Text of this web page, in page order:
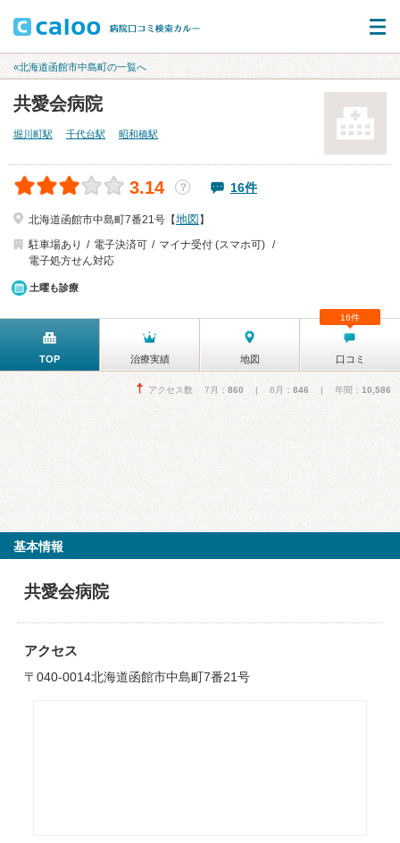
«北海道函館市中島町の一覧へ
共愛会病院
堀川町駅 千代台駅 昭和橋駅
3.14 ？ 16件
北海道函館市中島町7番21号【地図 】
駐車場あり
電子決済可
マイナ受付 (スマホ可)
電子処方せん対応
土曜も診療
TOP 治療実績 地図 口コミ
16件
アクセス数 7月： 860 | 6月： 846 | 年間： 10,586
基本情報
共愛会病院
アクセス
〒040-0014北海道函館市中島町7番21号